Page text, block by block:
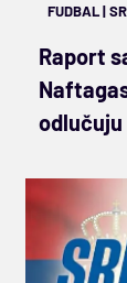
FUDBAL|
Raport
odlučuju